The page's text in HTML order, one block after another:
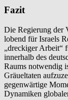
Fazit
Die Regierung der
lobend für Israels
„dreckiger Arbeit“
innerhalb des
Raums notwendig
Gräueltaten
gegenwärtige
Dynamiken